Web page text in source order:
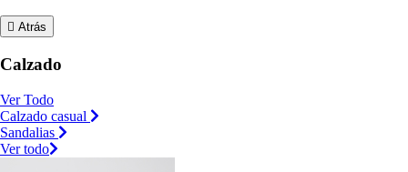
Atrás
Calzado
Ver Todo
Calzado casual
Sandalias
Ver todo